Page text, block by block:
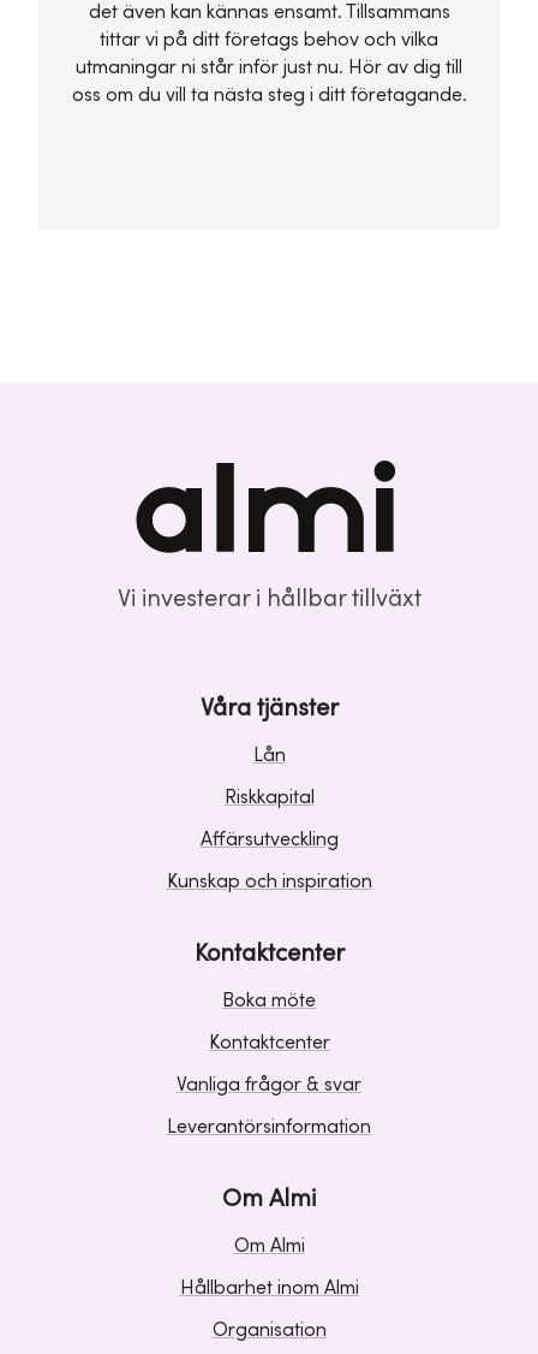
det även kan kännas ensamt. Tillsammans
tittar vi på ditt företags behov och vilka
utmaningar ni står inför just nu. Hör av dig till
oss om du vill ta nästa steg i ditt företagande.
Vi investerar i hållbar tillväxt
Våra tjänster
Lån
Riskkapital
Affärsutveckling
Kunskap och inspiration
Kontaktcenter
Boka möte
Kontaktcenter
Vanliga frågor & svar
Leverantörsinformation
Om Almi
Om Almi
Hållbarhet inom Almi
Organisation